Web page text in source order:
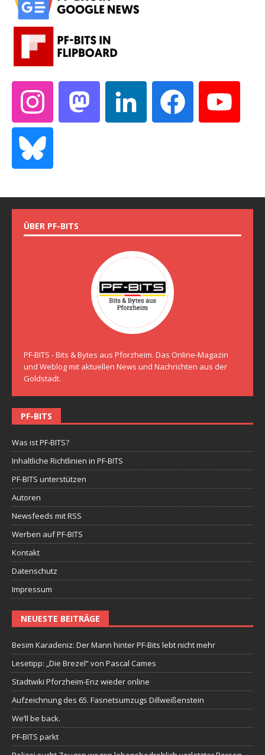
ÜBER PF-BITS
PF-BITS - Bits & Bytes aus Pforzheim. Das Online-Magazin
und Weblog mit aktuellen News und Nachrichten aus der
Goldstadt.
PF-BITS
Was ist PF-BITS?
Inhaltliche Richtlinien in PF-BITS
PF-BITS unterstützen
Autoren
Newsfeeds mit RSS
Werben auf PF-BITS
Kontakt
Datenschutz
Impressum
NEUESTE BEITRÄGE
Besim Karadeniz: Der Mann hinter PF-Bits lebt nicht mehr
Lesetipp: „Die Brezel“ von Pascal Cames
Stadtwiki Pforzheim-Enz wieder online
Aufzeichnung des 65. Fasnetsumzugs Dillweißenstein
We’ll be back.
PF-BITS parkt